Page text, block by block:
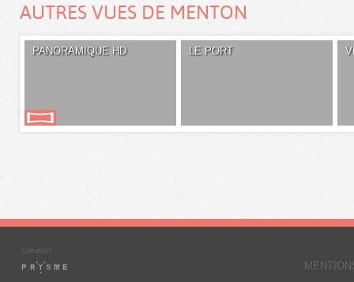
AUTRES VUES DE MENTON
PANORAMIQUE HD LE PORT